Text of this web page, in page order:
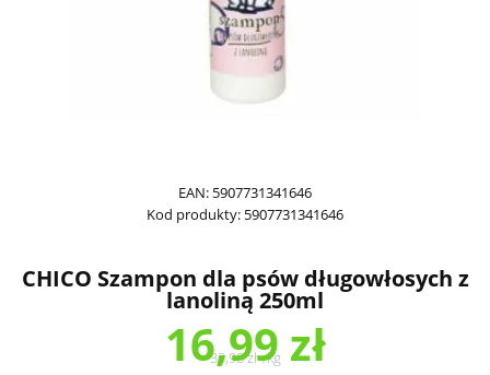
EAN: 5907731341646
Kod produkty: 5907731341646
CHICO Szampon dla psów długowłosych z
lanoliną 250ml
16,99zł
33,98zł /kg